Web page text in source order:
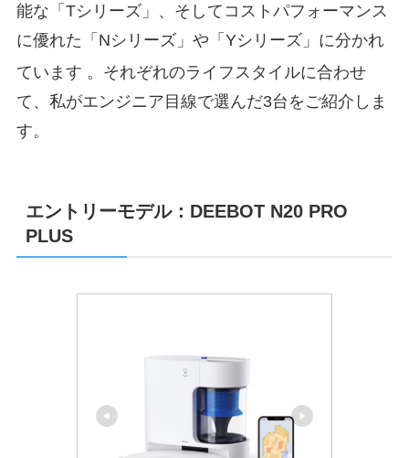
能な「Tシリーズ」、そしてコストパフォーマンス
に優れた「Nシリーズ」や「Yシリーズ」に分かれ
ています 。それぞれのライフスタイルに合わせ
て、私がエンジニア目線で選んだ3台をご紹介しま
す。
エントリーモデル：DEEBOT N20 PRO
PLUS